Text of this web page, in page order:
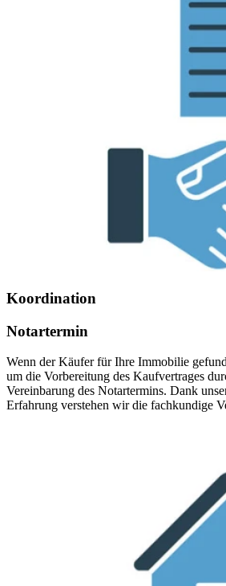
Koordination
Notartermin
Wenn der Käufer für Ihre Immobilie
um die Vorbereitung des Kaufvertrages
Vereinbarung des Notartermins. Dank
Erfahrung verstehen wir die fachkundige